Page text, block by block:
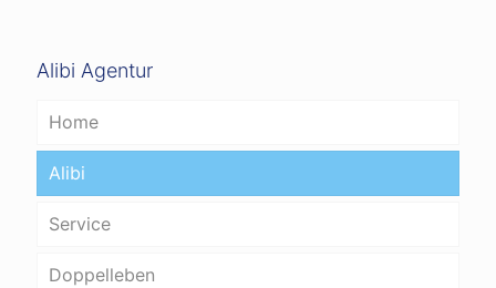
Alibi Agentur
Home
Alibi
Service
Doppelleben